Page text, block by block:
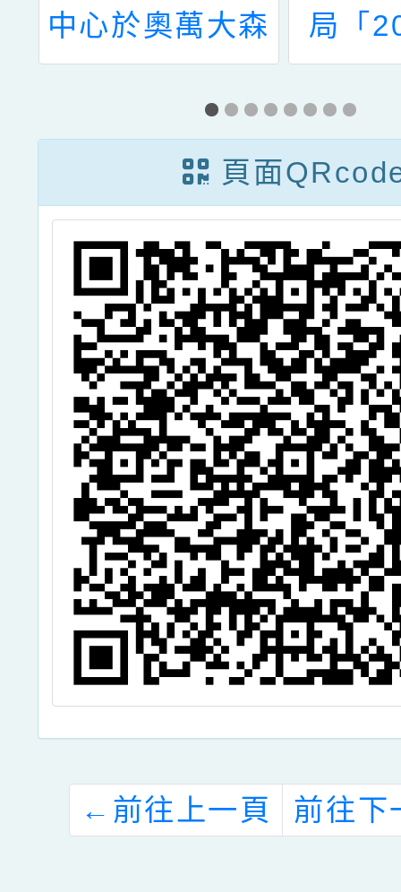
中心於奧萬大森
林遊樂區辦理
「動物調查研習
班2.0」
局「
藝術
場-
《酬
頁面
← 前往上一頁 前往下